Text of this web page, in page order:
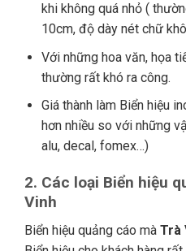
khi không quá nhỏ (
10cm, độ dày nét chữ
Với những hoa văn, họa
thường rất khó ra công.
Giá thành làm Biển hiệu
hơn nhiều so với những
alu, decal, fomex…)
2. Các loại Biển hiệu
Vinh
Biển hiệu quảng cáo mà Trà